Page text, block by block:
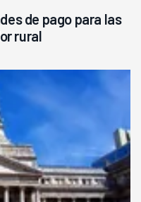
de pago para las
rural